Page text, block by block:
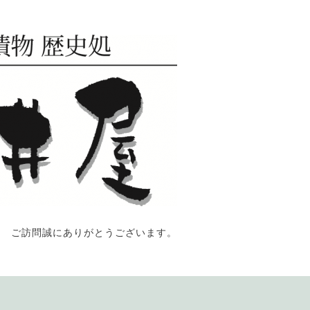
ご訪問誠にありがとうございます。